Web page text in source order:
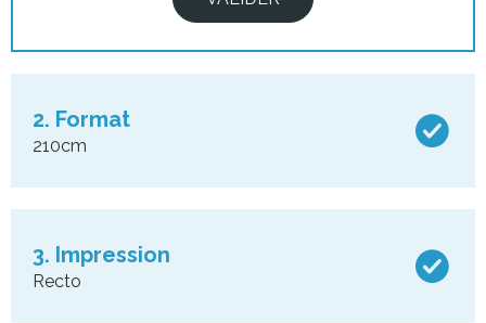
2. Format
210cm
3. Impression
Recto